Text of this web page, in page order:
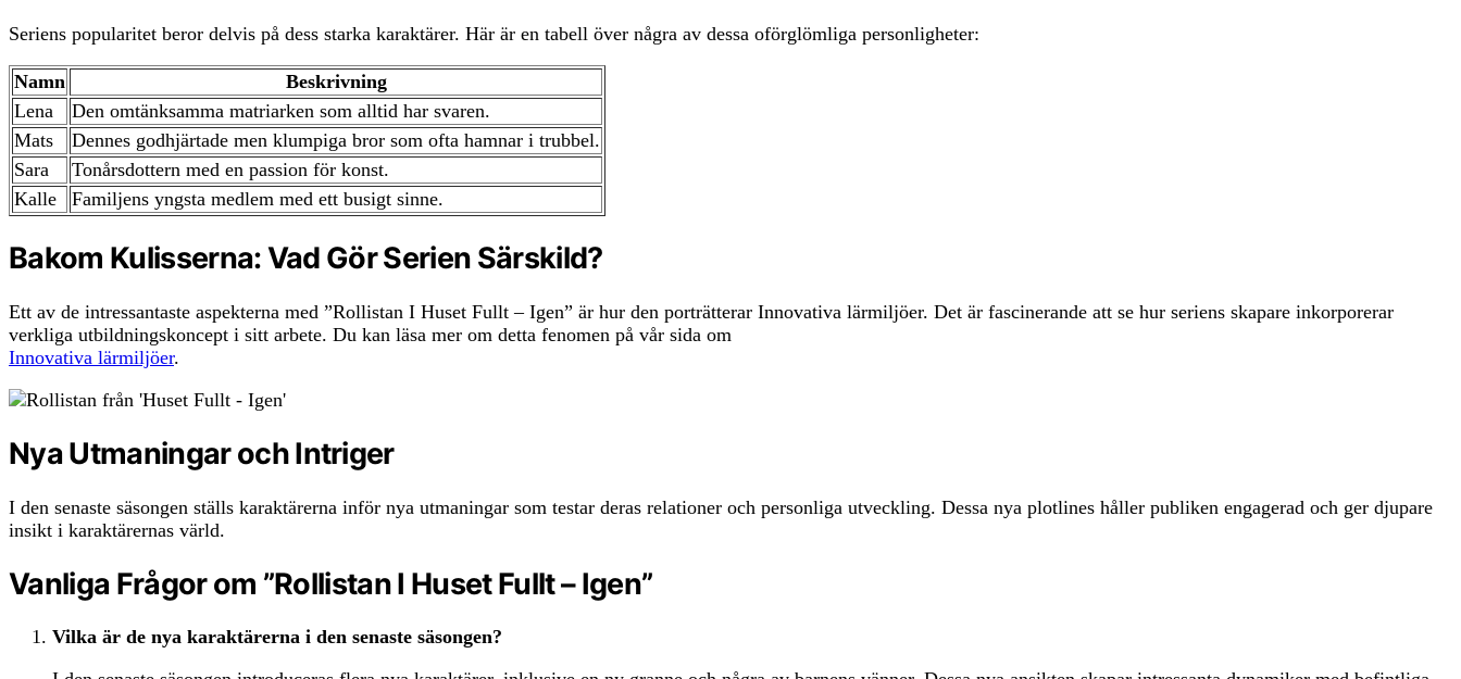
Seriens popularitet beror delvis på dess starka karaktärer. Här är en tabell över några av dessa oförglömliga personligheter:
Namn
Beskrivning
Lena
Den omtänksamma matriarken som alltid har svaren.
Mats
Dennes godhjärtade men klumpiga bror som ofta hamnar i trubbel.
Sara
Tonårsdottern med en passion för konst.
Kalle
Familjens yngsta medlem med ett busigt sinne.
Bakom Kulisserna: Vad Gör Serien Särskild?
Ett av de intressantaste aspekterna med ”Rollistan I Huset Fullt – Igen” är hur den porträtterar Innovativa lärmiljöer. Det är fascinerande att se hur seriens skapare inkorporerar
verkliga utbildningskoncept i sitt arbete. Du kan läsa mer om detta fenomen på vår sida om
Innovativa lärmiljöer.
Nya Utmaningar och Intriger
I den senaste säsongen ställs karaktärerna inför nya utmaningar som testar deras relationer och personliga utveckling. Dessa nya plotlines håller publiken engagerad och ger djupare
insikt i karaktärernas värld.
Vanliga Frågor om ”Rollistan I Huset Fullt – Igen”
Vilka är de nya karaktärerna i den senaste säsongen?